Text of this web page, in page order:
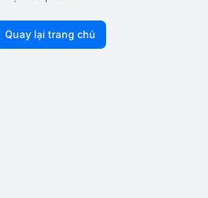
Quay lại trang chủ